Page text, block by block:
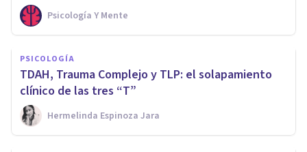
Psicología Y Mente
PSICOLOGÍA
TDAH, Trauma Complejo y TLP: el solapamiento
clínico de las tres “T”
Hermelinda Espinoza Jara